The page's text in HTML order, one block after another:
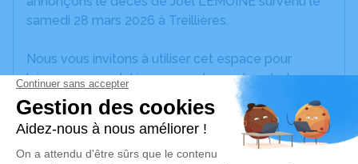
samedi 28 mars 2026 à Treillières.
Nous vous invitons à utiliser cet espace pour
laisser vos condoléances, partager des photos
souvenirs, une anecdote ou exprimer vos pensées
à travers des poèmes ou des textes. Cet endroit
est un lieu d'expression dédié à honorer la
mémoire de Joël LEMOINE.